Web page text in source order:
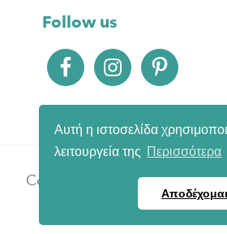
Αυτή η ιστοσελίδα
λειτουργεία της Περισσότερα
Αποδέχομαι
Follow us
Copyright © 2026 · Verona
Supported by